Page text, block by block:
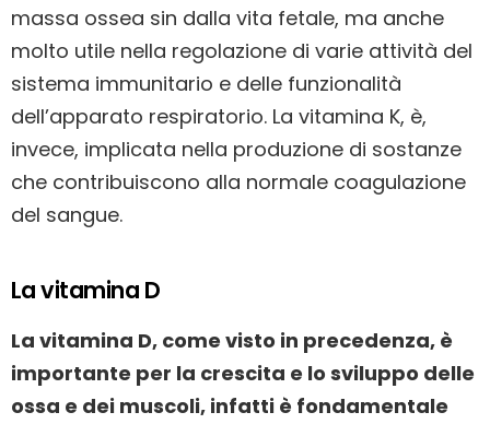
massa ossea sin dalla vita fetale, ma anche
molto utile nella regolazione di varie attività del
sistema immunitario e delle funzionalità
dell’apparato respiratorio. La vitamina K, è,
invece, implicata nella produzione di sostanze
che contribuiscono alla normale coagulazione
del sangue.
La vitamina D
La vitamina D, come visto in precedenza, è
importante per la crescita e lo sviluppo delle
ossa e dei muscoli, infatti è fondamentale